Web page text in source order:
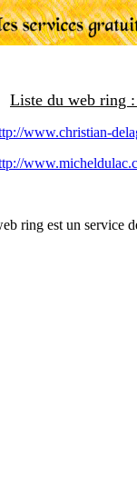
Liste du web ring
www.christian-
ring est un service